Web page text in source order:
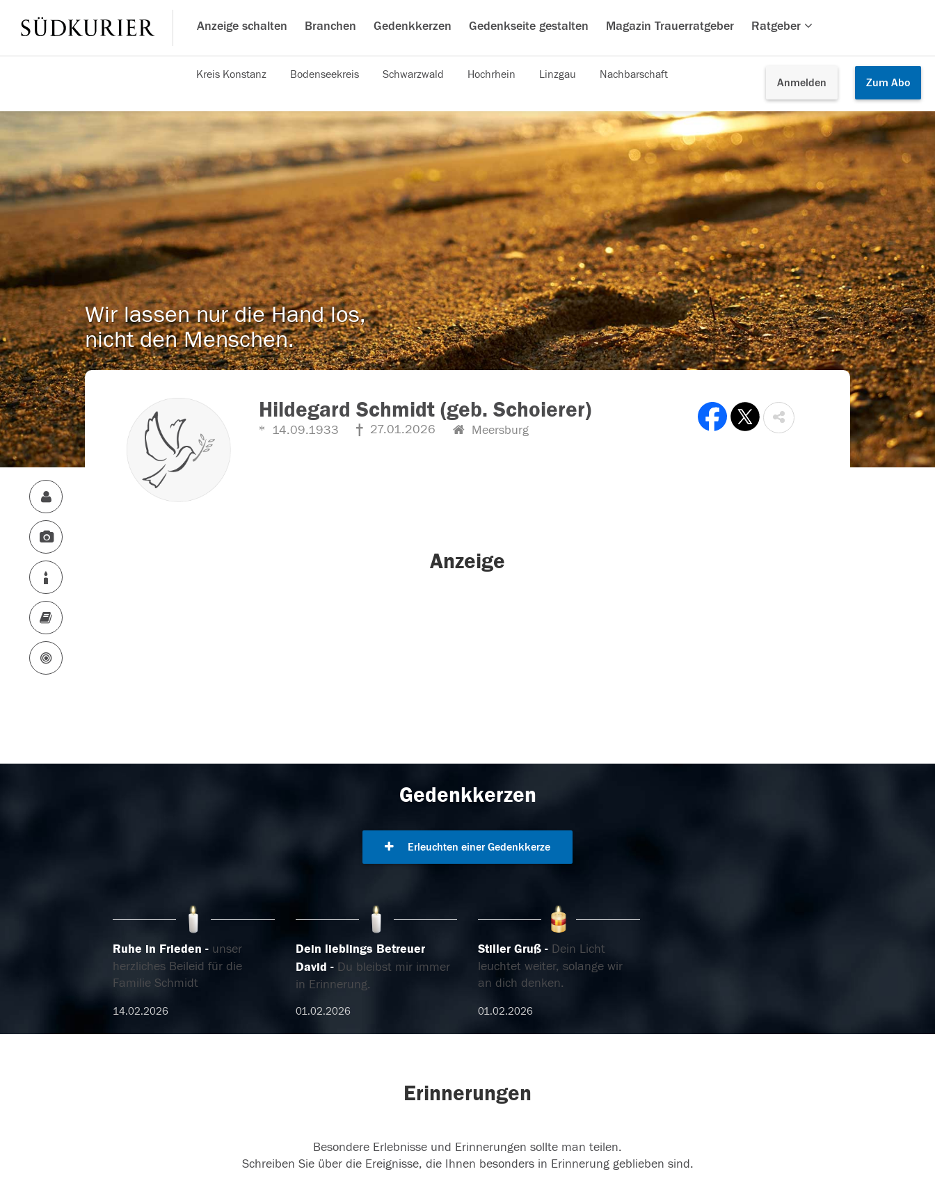
Anzeige schalten Branchen Gedenkkerzen Gedenkseite gestalten Magazin Trauerratgeber Ratgeber
Anmelden Zum Abo
Kreis Konstanz Bodenseekreis Schwarzwald Hochrhein Linzgau Nachbarschaft
Wir lassen nur die Hand los,
nicht den Menschen.
Hildegard Schmidt (geb. Schoierer)
14.09.1933 27.01.2026 Meersburg
Anzeige
Gedenkkerzen
Erleuchten einer Gedenkkerze
Ruhe in Frieden
unser
herzliches Beileid für die
Familie Schmidt
14.02.2026
Dein lieblings Betreuer
David
Du bleibst mir immer
in Erinnerung.
01.02.2026
​Stiller Gruß
Dein Licht
leuchtet weiter, solange wir
an dich denken.
01.02.2026
Erinnerungen
Besondere Erlebnisse und Erinnerungen sollte man teilen.
Schreiben Sie über die Ereignisse, die Ihnen besonders in Erinnerung geblieben sind.